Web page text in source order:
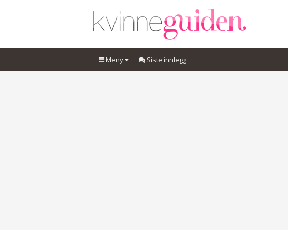
Meny Siste innlegg